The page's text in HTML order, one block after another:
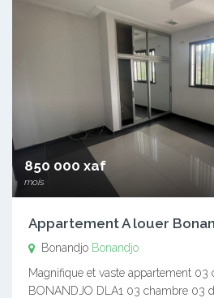
850 000 xaf
mois
Appartement A louer
Bonandjo Bonandjo
Magnifique et vaste appartement 03
BONANDJO DLA1 03 chambre 03